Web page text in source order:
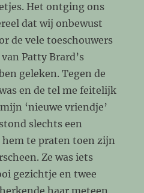
Het ontging ons
dat wij onbewust
de vele toeschouwers
Patty Brard’s
geleken. Tegen de
en de tel me feitelijk
‘nieuwe vriendje’
slechts een
te praten toen zijn
Ze was iets
gezichtje en twee